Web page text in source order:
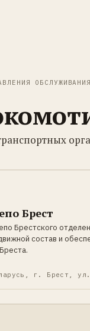
ОБСЛУЖИВАНИЯ
Брест
Брестского
состав и
г. Брест,